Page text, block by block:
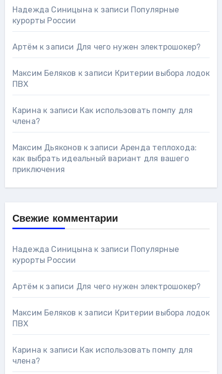
Надежда Синицына к записи Популярные
курорты России
Артём к записи Для чего нужен электрошокер?
Максим Беляков к записи Критерии выбора лодок
ПВХ
Карина к записи Как использовать помпу для
члена?
Максим Дьяконов к записи Аренда теплохода:
как выбрать идеальный вариант для вашего
приключения
Свежие комментарии
Надежда Синицына к записи Популярные
курорты России
Артём к записи Для чего нужен электрошокер?
Максим Беляков к записи Критерии выбора лодок
ПВХ
Карина к записи Как использовать помпу для
члена?